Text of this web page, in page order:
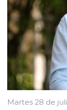
Martes 28 de